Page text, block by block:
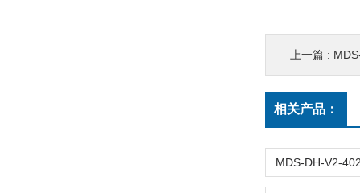
上一篇 : MDS-
相关产品：